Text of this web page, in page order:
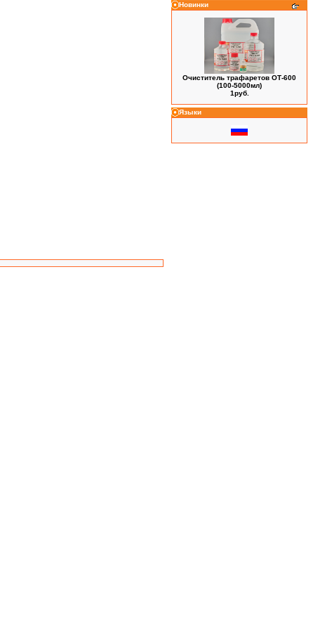
Новинки
Очиститель трафаретов ОТ-600
(100-5000мл)
1руб.
Языки